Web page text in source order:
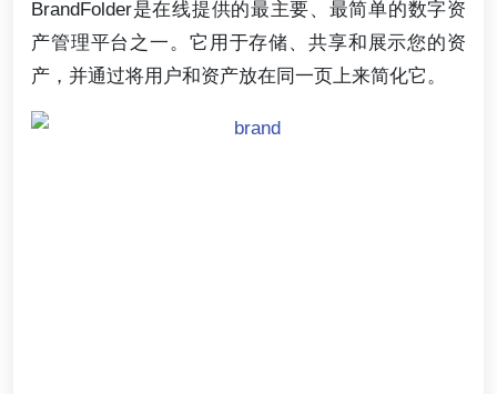
BrandFolder是在线提供的最主要、最简单的数字资
产管理平台之一。它用于存储、共享和展示您的资
产，并通过将用户和资产放在同一页上来简化它。